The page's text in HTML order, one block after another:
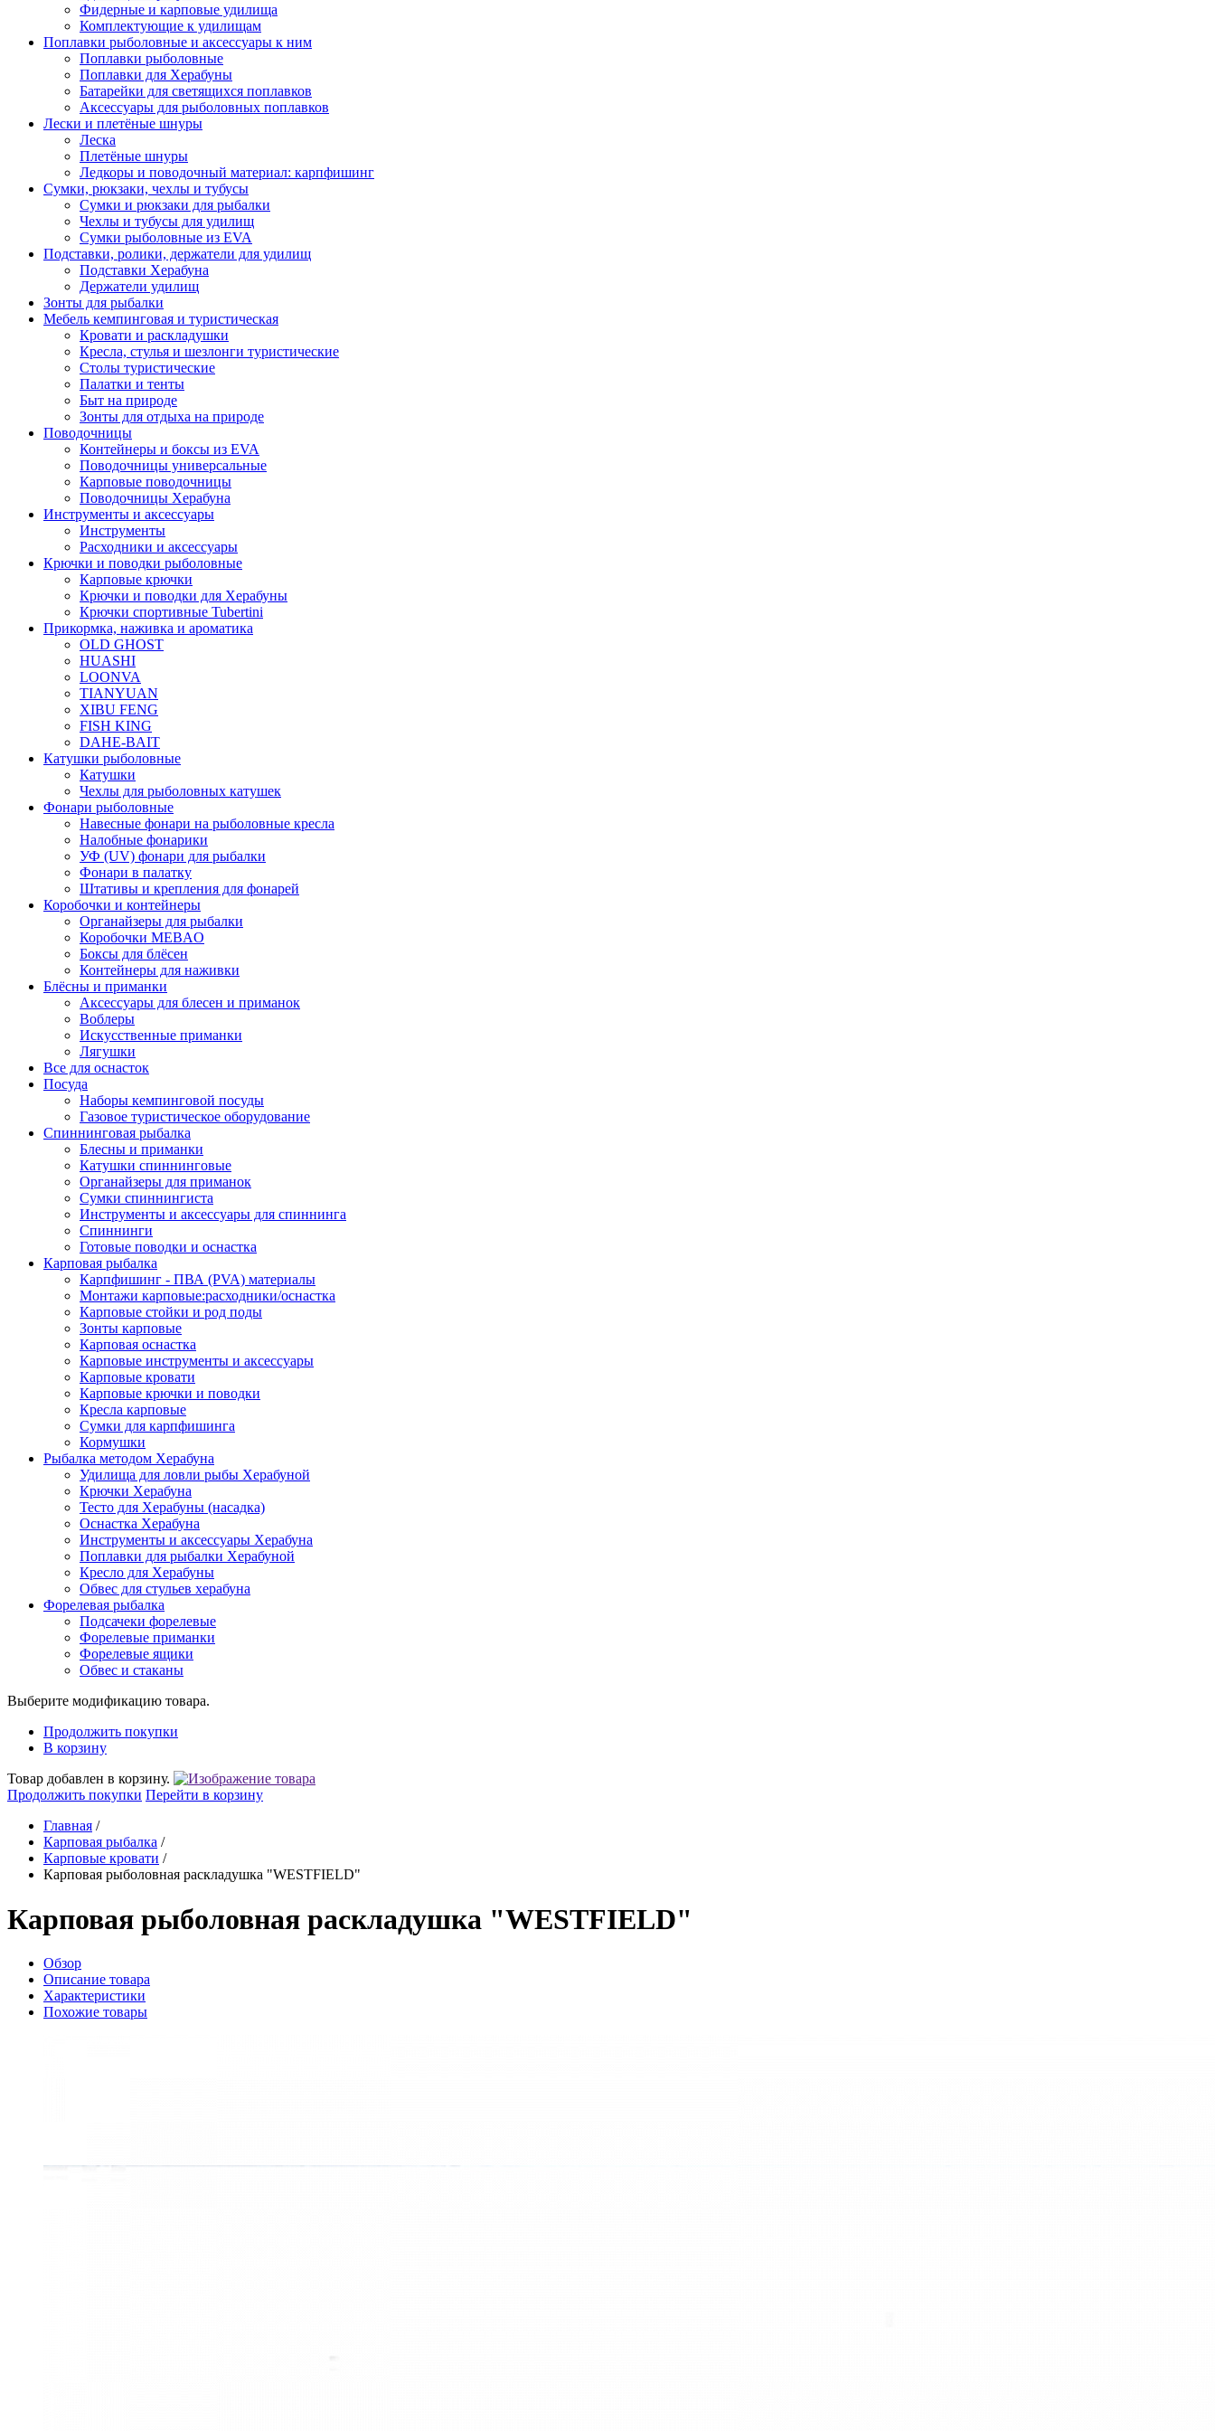
Фидерные и карповые удилища
Комплектующие к удилищам
Поплавки рыболовные и аксессуары к ним
Поплавки рыболовные
Поплавки для Херабуны
Батарейки для светящихся поплавков
Аксессуары для рыболовных поплавков
Лески и плетёные шнуры
Леска
Плетёные шнуры
Ледкоры и поводочный материал: карпфишинг
Сумки, рюкзаки, чехлы и тубусы
Сумки и рюкзаки для рыбалки
Чехлы и тубусы для удилищ
Сумки рыболовные из EVA
Подставки, ролики, держатели для удилищ
Подставки Херабуна
Держатели удилищ
Зонты для рыбалки
Мебель кемпинговая и туристическая
Кровати и раскладушки
Кресла, стулья и шезлонги туристические
Столы туристические
Палатки и тенты
Быт на природе
Зонты для отдыха на природе
Поводочницы
Контейнеры и боксы из EVA
Поводочницы универсальные
Карповые поводочницы
Поводочницы Херабуна
Инструменты и аксессуары
Инструменты
Расходники и аксессуары
Крючки и поводки рыболовные
Карповые крючки
Крючки и поводки для Херабуны
Крючки спортивные Tubertini
Прикормка, наживка и ароматика
OLD GHOST
HUASHI
LOONVA
TIANYUAN
XIBU FENG
FISH KING
DAHE-BAIT
Катушки рыболовные
Катушки
Чехлы для рыболовных катушек
Фонари рыболовные
Навесные фонари на рыболовные кресла
Налобные фонарики
УФ (UV) фонари для рыбалки
Фонари в палатку
Штативы и крепления для фонарей
Коробочки и контейнеры
Органайзеры для рыбалки
Коробочки MEBAO
Боксы для блёсен
Контейнеры для наживки
Блёсны и приманки
Аксессуары для блесен и приманок
Воблеры
Искусственные приманки
Лягушки
Все для оснасток
Посуда
Наборы кемпинговой посуды
Газовое туристическое оборудование
Спиннинговая рыбалка
Блесны и приманки
Катушки спиннинговые
Органайзеры для приманок
Сумки спиннингиста
Инструменты и аксессуары для спиннинга
Спиннинги
Готовые поводки и оснастка
Карповая рыбалка
Карпфишинг - ПВА (PVA) материалы
Монтажи карповые:расходники/оснастка
Карповые стойки и род поды
Зонты карповые
Карповая оснастка
Карповые инструменты и аксессуары
Карповые кровати
Карповые крючки и поводки
Кресла карповые
Сумки для карпфишинга
Кормушки
Рыбалка методом Херабуна
Удилища для ловли рыбы Херабуной
Крючки Херабуна
Тесто для Херабуны (насадка)
Оснастка Херабуна
Инструменты и аксессуары Херабуна
Поплавки для рыбалки Херабуной
Кресло для Херабуны
Обвес для стульев херабуна
Форелевая рыбалка
Подсачеки форелевые
Форелевые приманки
Форелевые ящики
Обвес и стаканы
Выберите модификацию товара.
Продолжить покупки
В корзину
Товар добавлен в корзину.
Продолжить покупки Перейти в корзину
Главная /
Карповая рыбалка /
Карповые кровати /
Карповая рыболовная раскладушка "WESTFIELD"
Карповая рыболовная раскладушка "WESTFIELD"
Обзор
Описание товара
Характеристики
Похожие товары